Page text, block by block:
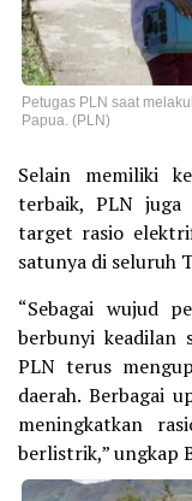
Petugas PLN saat
Papua. (PLN)
Selain memiliki
terbaik, PLN juga
target rasio
satunya di seluruh
“Sebagai wujud
berbunyi keadilan
PLN terus
daerah. Berbagai
meningkatkan
berlistrik,” ungkap